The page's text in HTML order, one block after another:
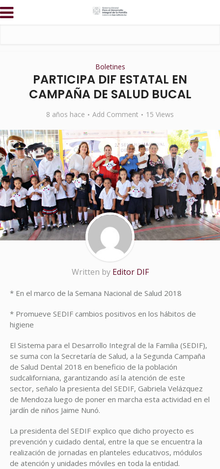
Boletines
PARTICIPA DIF ESTATAL EN
CAMPAÑA DE SALUD BUCAL
8 años hace Add Comment 15 Views
Written by Editor DIF
* En el marco de la Semana Nacional de Salud 2018
* Promueve SEDIF cambios positivos en los hábitos de
higiene
El Sistema para el Desarrollo Integral de la Familia (SEDIF),
se suma con la Secretaría de Salud, a la Segunda Campaña
de Salud Dental 2018 en beneficio de la población
sudcaliforniana, garantizando así la atención de este
sector, señalo la presienta del SEDIF, Gabriela Velázquez
de Mendoza luego de poner en marcha esta actividad en el
jardín de niños Jaime Nunó.
La presidenta del SEDIF explico que dicho proyecto es
prevención y cuidado dental, entre la que se encuentra la
realización de jornadas en planteles educativos, módulos
de atención y unidades móviles en toda la entidad.